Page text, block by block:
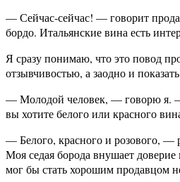
— Сейчас-сейчас! — говорит
бордо. Итальянские вина есть
Я сразу понимаю, что это повод
отзывчивостью, а заодно и
— Молодой человек, — говорю я.
вы хотите белого или красного
— Белого, красного и розового, —
Моя седая борода внушает
мог бы стать хорошим продавцом